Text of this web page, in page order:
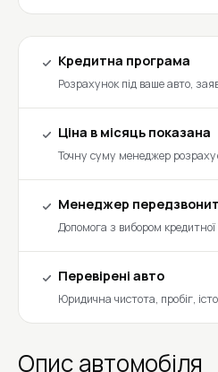
Кредитна програма
Розрахунок під ваше авто,
Ціна в місяць показана
Точну суму менеджер
Менеджер
Допомога з вибором
Перевірені авто
Юридична чистота, пробіг,
Опис автомобіля